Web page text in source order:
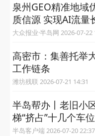
泉州GEO精准地域
质信源 实现AI流量
大众报业·半岛网 2026-
高密市：集善托举
工作链条
潍坊残联 2026-07-21 14:31
半岛帮办丨老旧小
梯“挤占”十几个车
半岛客户端 2026-07-20 22:37